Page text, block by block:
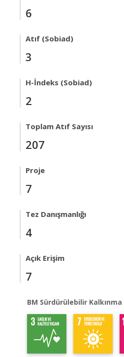
6
Atıf (Sobiad)
3
H-İndeks (Sobiad)
2
Toplam Atıf Sayısı
207
Proje
7
Tez Danışmanlığı
4
Açık Erişim
7
BM Sürdürülebilir Kalkınma